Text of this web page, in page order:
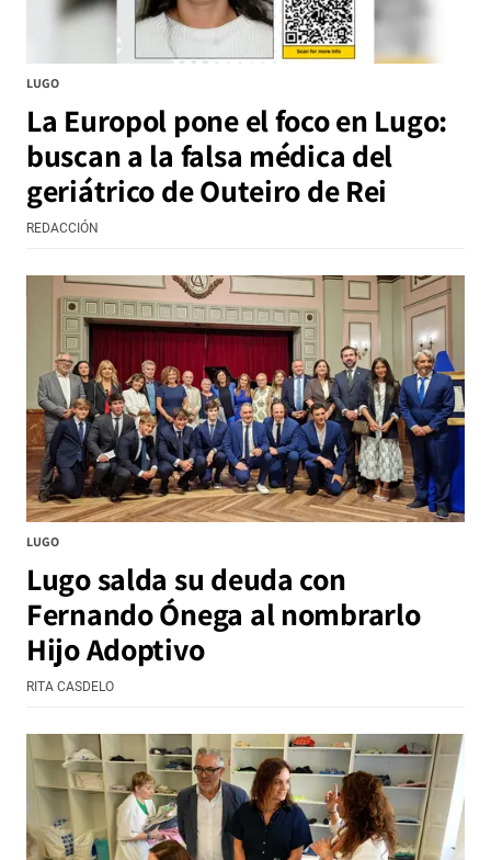
LUGO
La Europol pone el foco en Lugo:
buscan a la falsa médica del
geriátrico de Outeiro de Rei
REDACCIÓN
LUGO
Lugo salda su deuda con
Fernando Ónega al nombrarlo
Hijo Adoptivo
RITA CASDELO